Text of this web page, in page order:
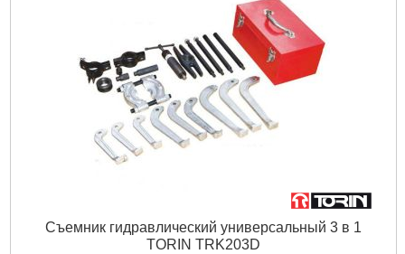
Съемник гидравлический универсальный 3 в 1
TORIN TRK203D